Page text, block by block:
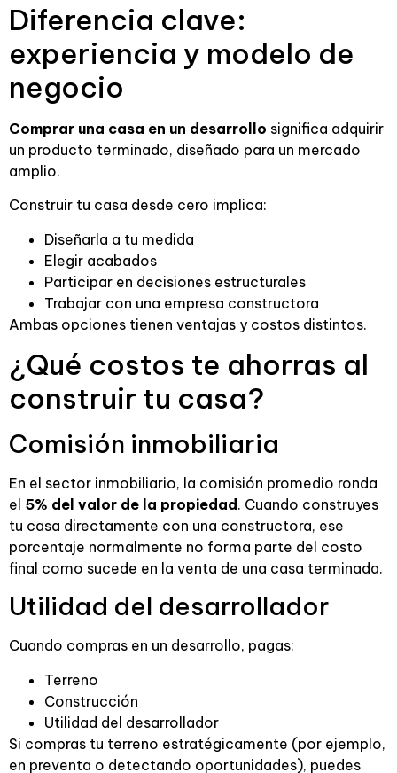
Diferencia clave:
experiencia y modelo de
negocio
Comprar una casa en un desarrollo significa adquirir
un producto terminado, diseñado para un mercado
amplio.
Construir tu casa desde cero implica:
Diseñarla a tu medida
Elegir acabados
Participar en decisiones estructurales
Trabajar con una empresa constructora
Ambas opciones tienen ventajas y costos distintos.
¿Qué costos te ahorras al
construir tu casa?
Comisión inmobiliaria
En el sector inmobiliario, la comisión promedio ronda
el 5% del valor de la propiedad. Cuando construyes
tu casa directamente con una constructora, ese
porcentaje normalmente no forma parte del costo
final como sucede en la venta de una casa terminada.
Utilidad del desarrollador
Cuando compras en un desarrollo, pagas:
Terreno
Construcción
Utilidad del desarrollador
Si compras tu terreno estratégicamente (por ejemplo,
en preventa o detectando oportunidades), puedes